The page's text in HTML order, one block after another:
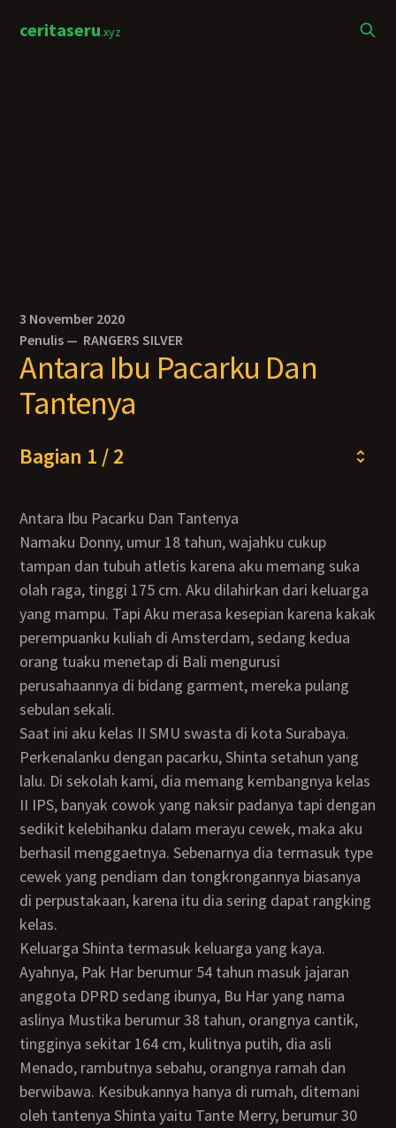
ceritaseru.xyz
3 November 2020
Penulis — RANGERS SILVER
Antara Ibu Pacarku Dan
Tantenya
Bagian 1 / 2
Antara Ibu Pacarku Dan Tantenya
Namaku Donny, umur 18 tahun, wajahku cukup
tampan dan tubuh atletis karena aku memang suka
olah raga, tinggi 175 cm. Aku dilahirkan dari keluarga
yang mampu. Tapi Aku merasa kesepian karena kakak
perempuanku kuliah di Amsterdam, sedang kedua
orang tuaku menetap di Bali mengurusi
perusahaannya di bidang garment, mereka pulang
sebulan sekali.
Saat ini aku kelas II SMU swasta di kota Surabaya.
Perkenalanku dengan pacarku, Shinta setahun yang
lalu. Di sekolah kami, dia memang kembangnya kelas
II IPS, banyak cowok yang naksir padanya tapi dengan
sedikit kelebihanku dalam merayu cewek, maka aku
berhasil menggaetnya. Sebenarnya dia termasuk type
cewek yang pendiam dan tongkrongannya biasanya
di perpustakaan, karena itu dia sering dapat rangking
kelas.
Keluarga Shinta termasuk keluarga yang kaya.
Ayahnya, Pak Har berumur 54 tahun masuk jajaran
anggota DPRD sedang ibunya, Bu Har yang nama
aslinya Mustika berumur 38 tahun, orangnya cantik,
tingginya sekitar 164 cm, kulitnya putih, dia asli
Menado, rambutnya sebahu, orangnya ramah dan
berwibawa. Kesibukannya hanya di rumah, ditemani
oleh tantenya Shinta yaitu Tante Merry, berumur 30